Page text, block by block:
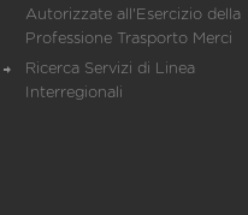
Autorizzate all'Esercizio della
Professione Trasporto Merci
Ricerca Servizi di Linea
Interregionali